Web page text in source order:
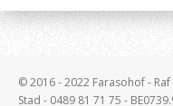
© 2016 - 2022 Farasohof -
Stad - 0489 81 71 75 -